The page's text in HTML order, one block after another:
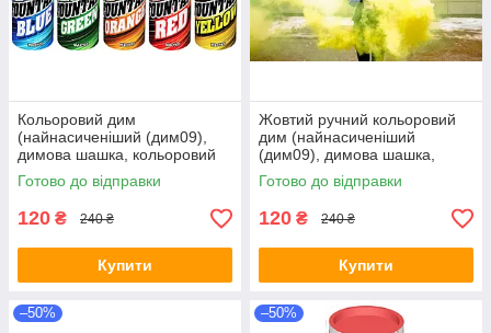
Кольоровий дим
(найнасиченіший (дим09),
димова шашка, кольоровий
дим, 45 сек., Цветные
дымовые шашки
Готово до відправки
120 ₴ 240 ₴
Купити
Жовтий ручний кольоровий
дим (найнасиченіший
(дим09), димова шашка,
кольоровий дим, 45 сек.
Готово до відправки
120 ₴ 240 ₴
Купити
–50% –50%